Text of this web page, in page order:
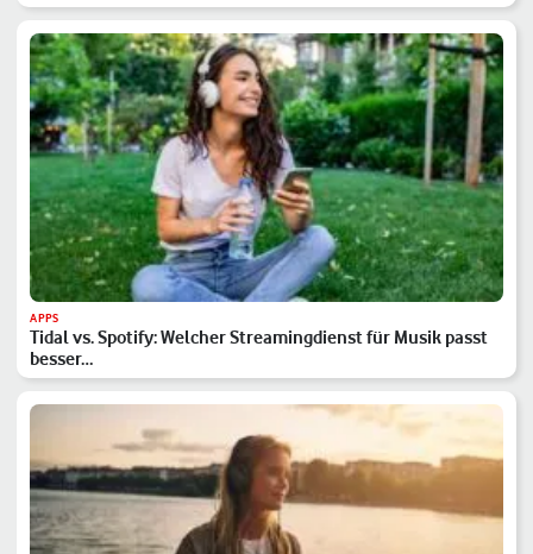
APPS
Tidal vs. Spotify: Welcher Streamingdienst für Musik passt
besser…